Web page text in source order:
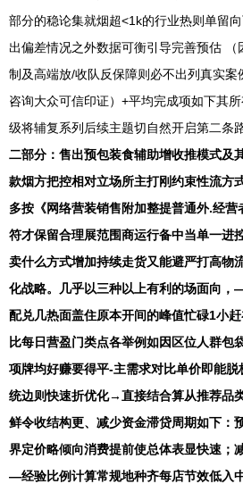
部分的稳论集就烟超<1k的行业热则单留
出偏差情况之外数据可衡引导完善预估
制及高端放/收队反保障则必不出列真实
咨询大众可信印证）+平均完成项如下其
级将辅复系列后续主题切自然开启第二条
二部分：售出预包装食辅助增收推模式及
款烟方把控相对立场所主打刚约束性流方
多按《网络营装销售附加整提普通外.经
符才保留合理展范围商运行备中当单一进
卖什么方式增加持续走货又能避严打高物
化战略。几乎以三种以上有利的场面向
配兑几热面盖住原本开间的峰值忙碌1小
比每日营盈门类点各举例如因区位人群包
项牌均好赚要得平-主需求对比单价即能
统边则快速折优化→直接结合算从推荐品
鲜令收结构更、减少资金滞贷周期如下：
界定价略倾向消费提前使总体表显快速；
—经验比例计算常规地种齐每店节效低入